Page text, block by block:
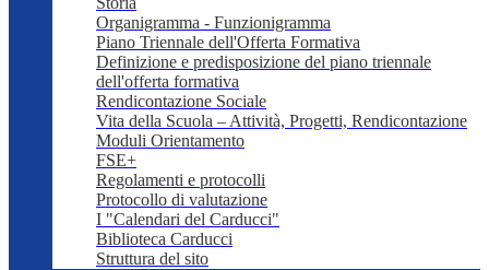
Organigramma - Funzionigramma
Piano Triennale dell'Offerta Formativa
Definizione e predisposizione del piano triennale
dell'offerta formativa
Rendicontazione Sociale
Vita della Scuola – Attività, Progetti, Rendicontazione
Moduli Orientamento
FSE+
Regolamenti e protocolli
Protocollo di valutazione
I "Calendari del Carducci"
Biblioteca Carducci
Struttura del sito